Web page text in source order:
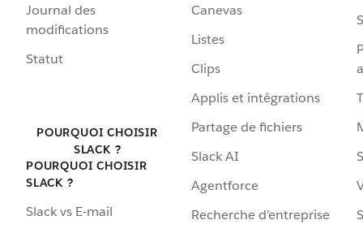
Journal des
modifications
Statut
POURQUOI CHOISIR
SLACK ?
POURQUOI CHOISIR
SLACK ?
Slack vs E-mail
Canevas
Listes
Clips
Applis et intégrations
Partage de fichiers
Slack AI
Agentforce
Recherche d’entreprise